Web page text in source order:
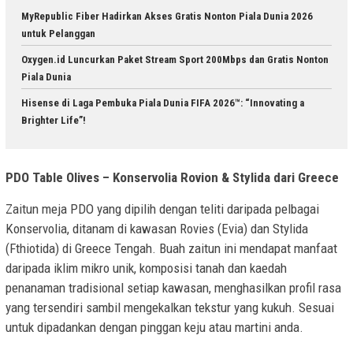
MyRepublic Fiber Hadirkan Akses Gratis Nonton Piala Dunia 2026
untuk Pelanggan
Oxygen.id Luncurkan Paket Stream Sport 200Mbps dan Gratis Nonton
Piala Dunia
Hisense di Laga Pembuka Piala Dunia FIFA 2026™: “Innovating a
Brighter Life”!
PDO Table Olives – Konservolia Rovion & Stylida dari Greece
Zaitun meja PDO yang dipilih dengan teliti daripada pelbagai
Konservolia, ditanam di kawasan Rovies (Evia) dan Stylida
(Fthiotida) di Greece Tengah. Buah zaitun ini mendapat manfaat
daripada iklim mikro unik, komposisi tanah dan kaedah
penanaman tradisional setiap kawasan, menghasilkan profil rasa
yang tersendiri sambil mengekalkan tekstur yang kukuh. Sesuai
untuk dipadankan dengan pinggan keju atau martini anda.